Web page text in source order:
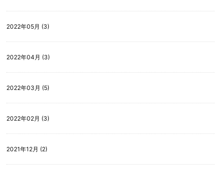
2022年05月 (3)
2022年04月 (3)
2022年03月 (5)
2022年02月 (3)
2021年12月 (2)